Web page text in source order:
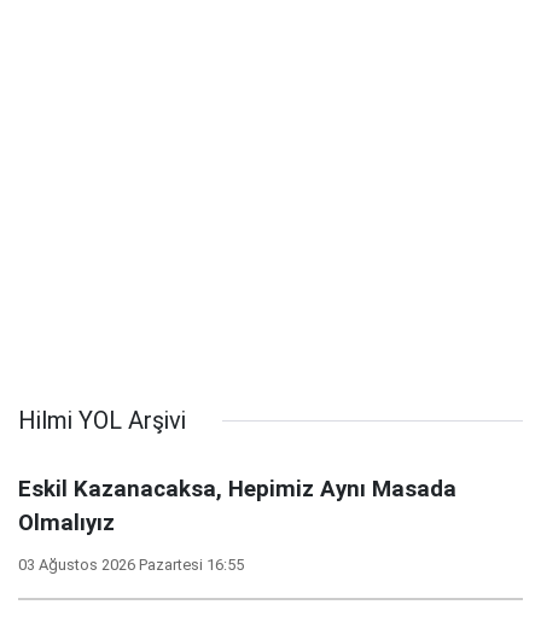
Hilmi YOL Arşivi
Eskil Kazanacaksa, Hepimiz Aynı Masada
Olmalıyız
03 Ağustos 2026 Pazartesi 16:55